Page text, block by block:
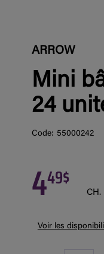
ARROW
Mini
24
Code: 55000242
449$
CH.
Voir les